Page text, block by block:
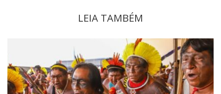
LEIA TAMBÉM